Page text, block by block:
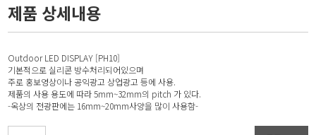
제품 상세내용
Outdoor LED DISPLAY [PH10]
기본적으로 실리콘 방수처리되어있으며
주로 홍보영상이나 공익광고 상업광고 등에 사용.
제품의 사용 용도에 따라 5mm~32mm의 pitch 가 있다.
-옥상의 전광판에는 16mm~20mm사양을 많이 사용함-